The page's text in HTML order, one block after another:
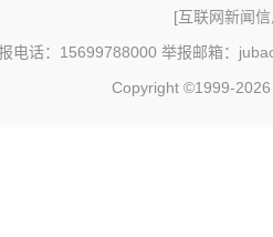
[互联网新闻
电话：15699788000 举报邮箱：
Copyright ©1999-